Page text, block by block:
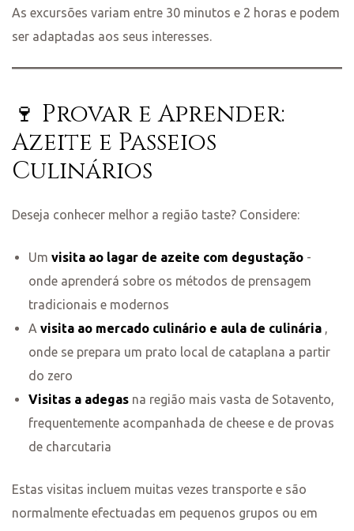
As excursões variam entre 30 minutos e 2 horas e podem
ser adaptadas aos seus interesses.
🍷 Provar e Aprender:
Azeite e Passeios
Culinários
Deseja conhecer melhor a região taste? Considere:
Um visita ao lagar de azeite com degustação-
onde aprenderá sobre os métodos de prensagem
tradicionais e modernos
A visita ao mercado culinário e aula de culinária,
onde se prepara um prato local de cataplana a partir
do zero
Visitas a adegasna região mais vasta de Sotavento,
frequentemente acompanhada de cheese e de provas
de charcutaria
Estas visitas incluem muitas vezes transporte e são
normalmente efectuadas em pequenos grupos ou em